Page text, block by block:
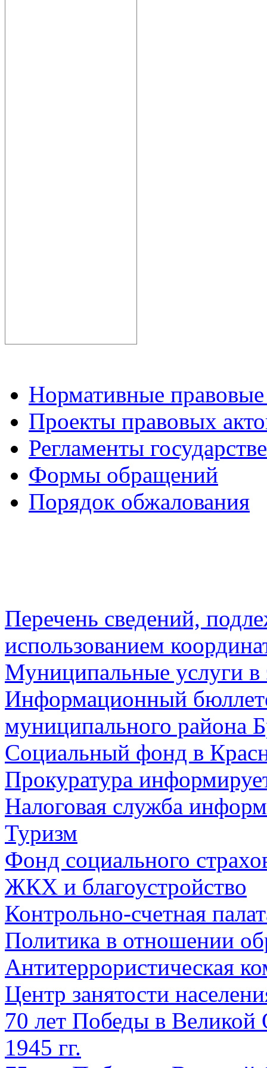
Нормативные
Проекты правовых
Регламенты
Формы обращений
Порядок обжалования
Перечень сведений,
использованием
Муниципальные услуги в
Информационный
муниципального района
Социальный фонд в
Прокуратура
Налоговая служба
Туризм
Фонд социального
ЖКХ и благоустройство
Контрольно-счетная
Политика в отношении
Антитеррористическая
Центр занятости
70 лет Победы в Великой
1945 гг.